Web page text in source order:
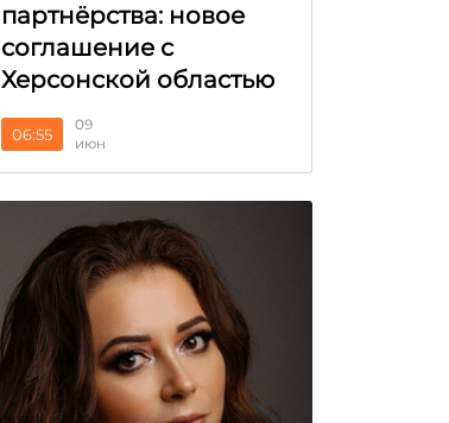
партнёрства: новое
соглашение с
Херсонской областью
06:55
09
июн